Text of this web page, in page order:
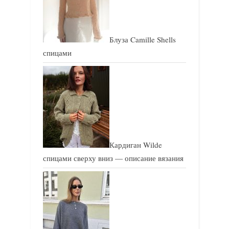
с
ь
Блуза Camille Shells
спицами
Кардиган Wilde
спицами сверху вниз — описание вязания